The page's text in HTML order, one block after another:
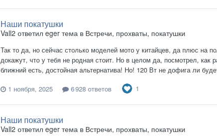
Наши покатушки
Vall2 ответил egerтема в Встречи, прохваты, покатушки
Так то да, но сейчас столько моделей мото у китайцев, да плюс на
докажут, что у тебя не родная стоит. Но в целом да, посмотрел,
ближний есть, достойная альтернатива! Но! 120 Вт не дофига ли
1 ноября, 2025
6 928 ответов 1
Наши покатушки
Vall2 ответил egerтема в Встречи, прохваты, покатушки